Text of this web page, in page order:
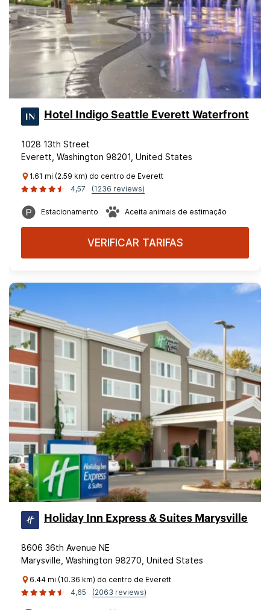
Hotel Indigo Seattle Everett Waterfront
1028 13th Street
Everett, Washington 98201, United States
1.61 mi (2.59 km) do centro de Everett
4,57
(1236 reviews)
Estacionamento Aceita animais de estimação
VERIFICAR TARIFAS
Holiday Inn Express & Suites Marysville
8606 36th Avenue NE
Marysville, Washington 98270, United States
6.44 mi (10.36 km) do centro de Everett
4,65
(2063 reviews)